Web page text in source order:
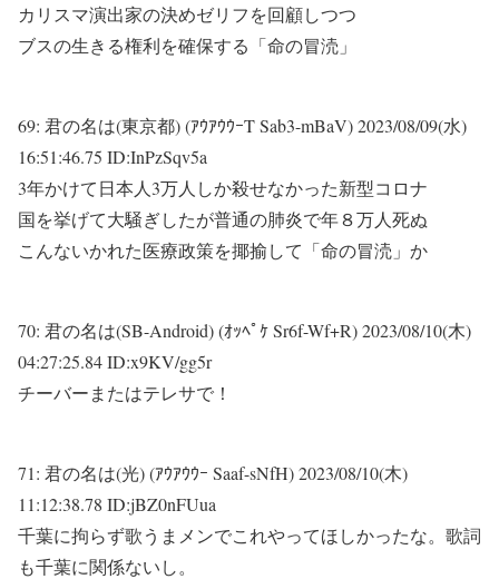
カリスマ演出家の決めゼリフを回顧しつつ
ブスの生きる権利を確保する「命の冒涜」
69: 君の名は(東京都) (ｱｳｱｳｳｰT Sab3-mBaV)2023/08/09(水)
16:51:46.75 ID:InPzSqv5a
3年かけて日本人3万人しか殺せなかった新型コロナ
国を挙げて大騒ぎしたが普通の肺炎で年８万人死ぬ
こんないかれた医療政策を揶揄して「命の冒涜」か
70: 君の名は(SB-Android) (ｵｯﾍﾟｹ Sr6f-Wf+R)2023/08/10(木)
04:27:25.84 ID:x9KV/gg5r
チーバーまたはテレサで！
71: 君の名は(光) (ｱｳｱｳｳｰ Saaf-sNfH)2023/08/10(木)
11:12:38.78 ID:jBZ0nFUua
千葉に拘らず歌うまメンでこれやってほしかったな。歌詞
も千葉に関係ないし。